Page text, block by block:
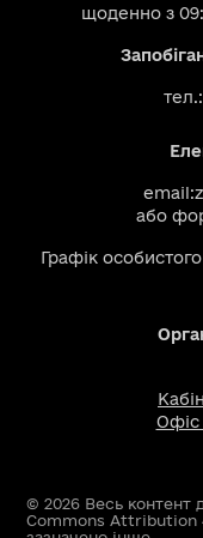
щоденно з
email:
або
Графік
Офіс
© 2026 Весь контент
Commons Attribution